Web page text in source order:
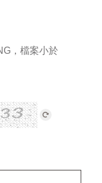
，檔案小於